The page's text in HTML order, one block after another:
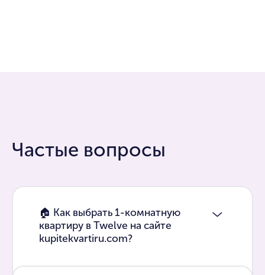
Частые вопросы
🏠 Как выбрать 1-комнатную
квартиру в Twelve на сайте
kupitekvartiru.com?